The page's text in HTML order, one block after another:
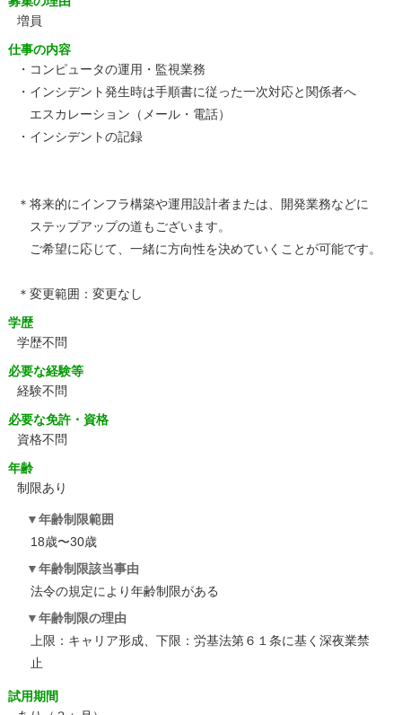
増員
仕事の内容
・コンピュータの運用・監視業務
・インシデント発生時は手順書に従った一次対応と関係者へ
エスカレーション（メール・電話）
・インシデントの記録
＊将来的にインフラ構築や運用設計者または、開発業務などに
ステップアップの道もございます。
ご希望に応じて、一緒に方向性を決めていくことが可能です。
＊変更範囲：変更なし
学歴
学歴不問
必要な経験等
経験不問
必要な免許・資格
資格不問
年齢
制限あり
年齢制限範囲
18歳〜30歳
年齢制限該当事由
法令の規定により年齢制限がある
年齢制限の理由
上限：キャリア形成、下限：労基法第６１条に基く深夜業禁
止
試用期間